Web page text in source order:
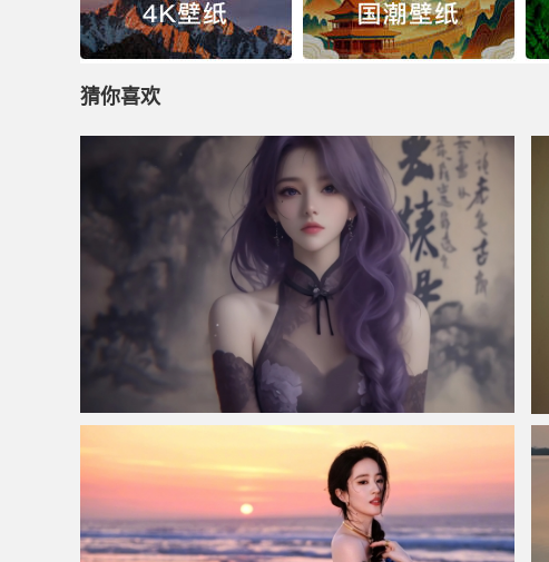
猜你喜欢
仙侠凌仙 紫色长卷发美女 古风古典 4K壁纸